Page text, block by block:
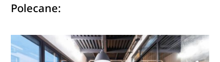
Polecane: